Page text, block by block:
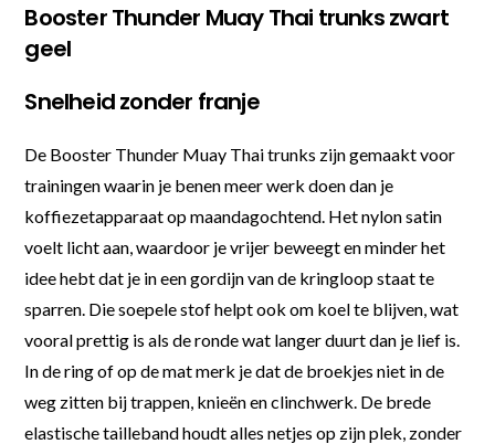
Booster Thunder Muay Thai trunks zwart
geel
Snelheid zonder franje
De Booster Thunder Muay Thai trunks zijn gemaakt voor
trainingen waarin je benen meer werk doen dan je
koffiezetapparaat op maandagochtend. Het nylon satin
voelt licht aan, waardoor je vrijer beweegt en minder het
idee hebt dat je in een gordijn van de kringloop staat te
sparren. Die soepele stof helpt ook om koel te blijven, wat
vooral prettig is als de ronde wat langer duurt dan je lief is.
In de ring of op de mat merk je dat de broekjes niet in de
weg zitten bij trappen, knieën en clinchwerk. De brede
elastische tailleband houdt alles netjes op zijn plek, zonder